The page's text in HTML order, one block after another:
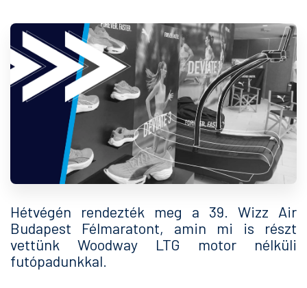
Hétvégén rendezték meg a 39. Wizz Air
Budapest Félmaratont, amin mi is részt
vettünk Woodway LTG motor nélküli
futópadunkkal.